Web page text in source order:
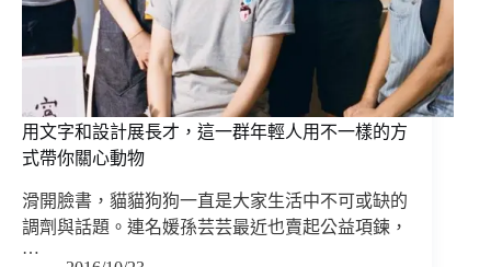
用文字和設計展長才，這一群年輕人用不一樣的方
式帶你關心動物
滑開臉書，貓貓狗狗一直是大家生活中不可或缺的
調劑與話題。連名媛孫芸芸最近也賣起公益項鍊，
…